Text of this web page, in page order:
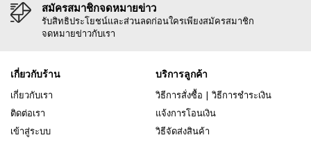
สมัครสมาชิกจดหมายข่าว
รับสิทธิประโยชน์และส่วนลดก่อนใครเพียงสมัครสมาชิก
จดหมายข่าวกับเรา
เกี่ยวกับร้าน
เกี่ยวกับเรา
ติดต่อเรา
เข้าสู่ระบบ
บริการลูกค้า
วิธีการสั่งซื้อ | วิธีการชำระเงิน
แจ้งการโอนเงิน
วิธีจัดส่งสินค้า